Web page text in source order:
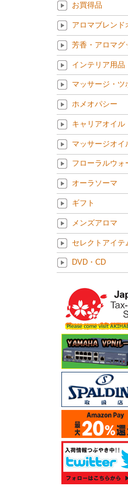
お買得品
アロマブレンド
芳香・アロマグ
インテリア用品
マッサージ・ツ
ホメオパシー
キャリアオイル
マッサージオイ
フローラルウォ
オーラソーマ
ギフト
メンズアロマ
セレクトアイテ
DVD・CD